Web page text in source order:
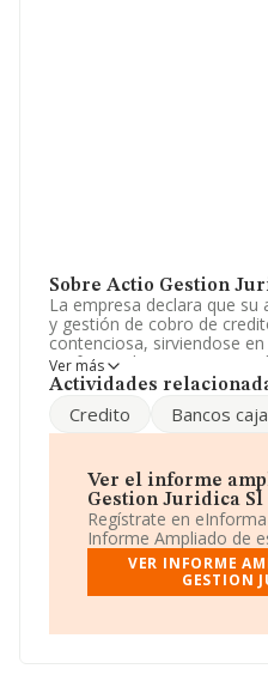
Sobre Actio Gestion
La empresa declara que su
y gestión de cobro de
contenciosa, sirviendose
profesionales
mediante subasta por
Sociedad Limitada. Su
código 'Actividades
La empresaActio Gestión
B73590978, tiene domicilio
Escultor Francisco Salzillo
en el municipio de Murcia,
En relación con el sector y
facturación alcanza la cifra
Ver más
Actividades
Credito Bancos
Ver el informe
Gestion Juridica Sl
Regístrate en
Informe Ampliado de
VER INFORME
GESTION